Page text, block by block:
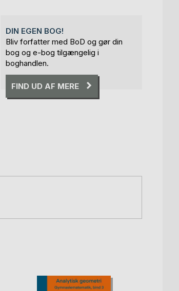
DIN EGEN BOG!
Bliv forfatter med BoD og gør din
bog og e-bog tilgængelig i
boghandlen.
FIND UD AF MERE